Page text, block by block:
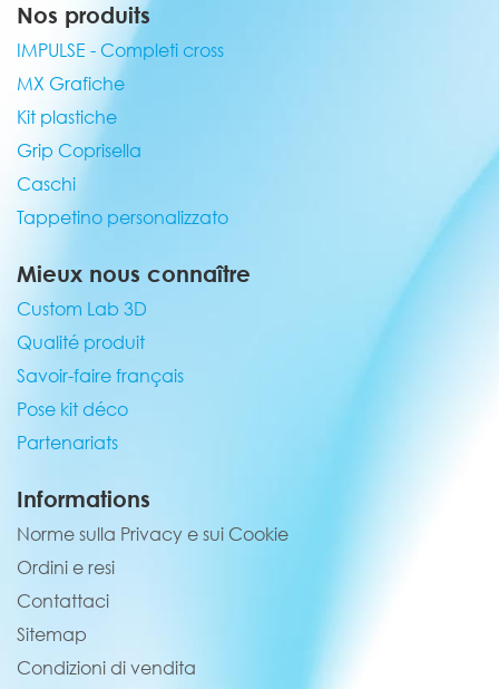
Nos produits
IMPULSE - Completi cross
MX Grafiche
Kit plastiche
Grip Coprisella
Caschi
Tappetino personalizzato
Mieux nous connaître
Custom Lab 3D
Qualité produit
Savoir-faire français
Pose kit déco
Partenariats
Informations
Norme sulla Privacy e sui Cookie
Ordini e resi
Contattaci
Sitemap
Condizioni di vendita